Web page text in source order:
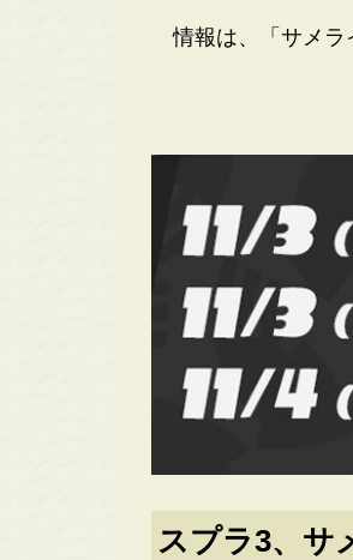
情報は、「サメラ
スプラ3、サ